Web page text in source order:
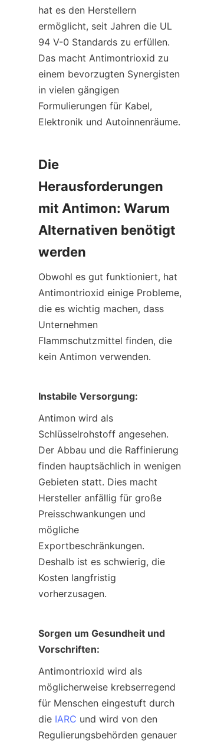
hat es den Herstellern
ermöglicht, seit Jahren die UL
94 V-0 Standards zu erfüllen.
Das macht Antimontrioxid zu
einem bevorzugten Synergisten
in vielen gängigen
Formulierungen für Kabel,
Elektronik und Autoinnenräume.
Die
Herausforderungen
mit Antimon: Warum
Alternativen benötigt
werden
Obwohl es gut funktioniert, hat
Antimontrioxid einige Probleme,
die es wichtig machen, dass
Unternehmen
Flammschutzmittel finden, die
kein Antimon verwenden.
Instabile Versorgung:
Antimon wird als
Schlüsselrohstoff angesehen.
Der Abbau und die Raffinierung
finden hauptsächlich in wenigen
Gebieten statt. Dies macht
Hersteller anfällig für große
Preisschwankungen und
mögliche
Exportbeschränkungen.
Deshalb ist es schwierig, die
Kosten langfristig
vorherzusagen.
Sorgen um Gesundheit und
Vorschriften:
Antimontrioxid wird als
möglicherweise krebserregend
für Menschen eingestuft durch
die IARC und wird von den
Regulierungsbehörden genauer